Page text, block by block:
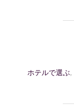
ホテルで選ぶ,